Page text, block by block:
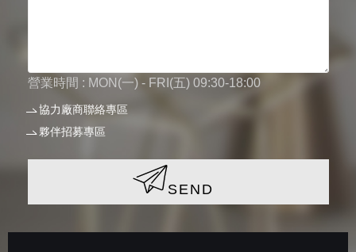
營業時間 : MON(一) - FRI(五) 09:30-18:00
協力廠商聯絡專區
夥伴招募專區
SEND